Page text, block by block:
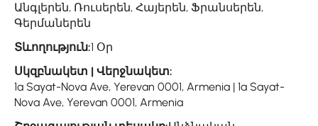
Անգլերեն, Ռուսերեն, Հայերեն, Ֆրանսերեն,
Գերմաներեն
Տևողություն:1 Օր
Սկզբնակետ | Վերջնակետ:
1a Sayat-Nova Ave, Yerevan 0001, Armenia | 1a Sayat-
Nova Ave, Yerevan 0001, Armenia